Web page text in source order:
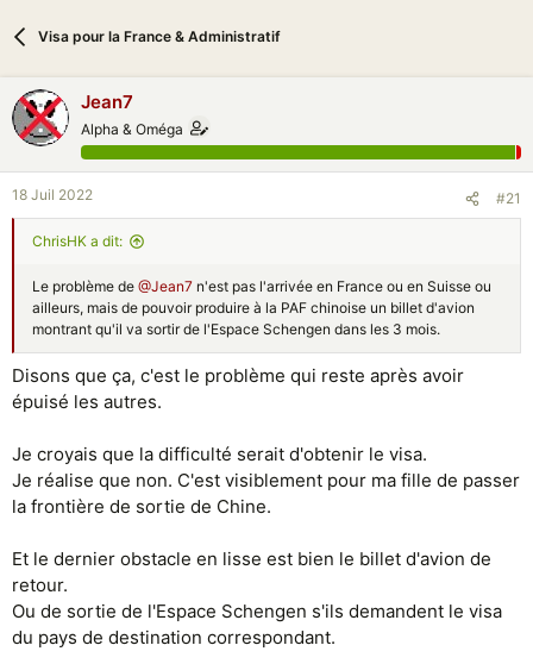
Visa pour la France & Administratif
Jean7
Alpha & Oméga
18 Juil 2022 #21
ChrisHK a dit:
Le problème de @Jean7 n'est pas l'arrivée en France ou en Suisse ou
ailleurs, mais de pouvoir produire à la PAF chinoise un billet d'avion
montrant qu'il va sortir de l'Espace Schengen dans les 3 mois.
Disons que ça, c'est le problème qui reste après avoir
épuisé les autres.
Je croyais que la difficulté serait d'obtenir le visa.
Je réalise que non. C'est visiblement pour ma fille de passer
la frontière de sortie de Chine.
Et le dernier obstacle en lisse est bien le billet d'avion de
retour.
Ou de sortie de l'Espace Schengen s'ils demandent le visa
du pays de destination correspondant.